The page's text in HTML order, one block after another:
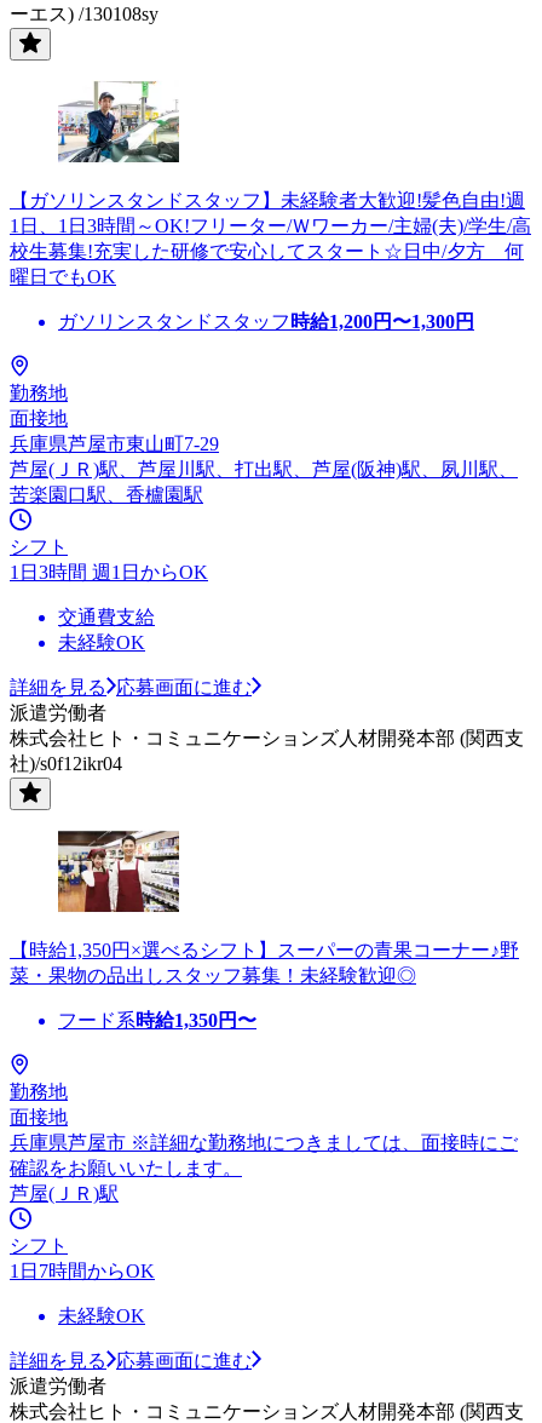
ーエス) /130108sy
【ガソリンスタンドスタッフ】未経験者大歓迎!髪色自由!週
1日、1日3時間～OK!フリーター/Ｗワーカー/主婦(夫)/学生/高
校生募集!充実した研修で安心してスタート☆日中/夕方 何
曜日でもOK
ガソリンスタンドスタッフ 時給1,200円〜1,300円
勤務地
面接地
兵庫県芦屋市東山町7-29
芦屋(ＪＲ)駅、芦屋川駅、打出駅、芦屋(阪神)駅、夙川駅、
苦楽園口駅、香櫨園駅
シフト
1日3時間 週1日からOK
交通費支給
未経験OK
詳細を見る
応募画面に進む
派遣労働者
株式会社ヒト・コミュニケーションズ人材開発本部 (関西支
社)/s0f12ikr04
【時給1,350円×選べるシフト】スーパーの青果コーナー♪野
菜・果物の品出しスタッフ募集！未経験歓迎◎
フード系時給1,350円〜
勤務地
面接地
兵庫県芦屋市 ※詳細な勤務地につきましては、面接時にご
確認をお願いいたします。
芦屋(ＪＲ)駅
シフト
1日7時間からOK
未経験OK
詳細を見る
応募画面に進む
派遣労働者
株式会社ヒト・コミュニケーションズ人材開発本部 (関西支